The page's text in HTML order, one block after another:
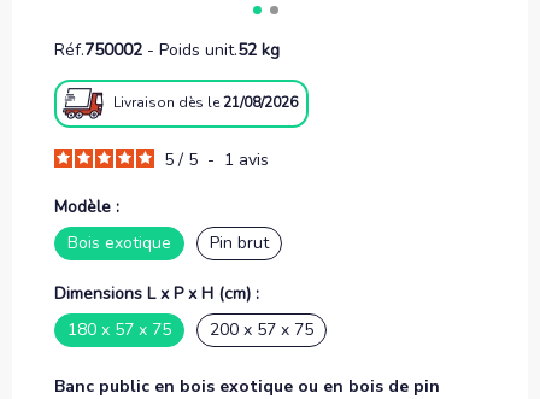
Réf.750002 - Poids unit.52 kg
Livraison dès le21/08/2026
5 / 5 - 1 avis
Modèle :
Bois exotique
Pin brut
Dimensions L x P x H (cm) :
180 x 57 x 75
200 x 57 x 75
Banc public en bois exotique ou en bois de pin